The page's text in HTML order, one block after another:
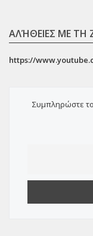
ΑΛΉΘΕΙΕΣ ΜΕ ΤΗ
https://
Συμπληρώστε